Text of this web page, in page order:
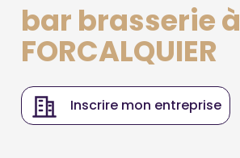
bar brasserie à
FORCALQUIER
Inscrire mon entreprise